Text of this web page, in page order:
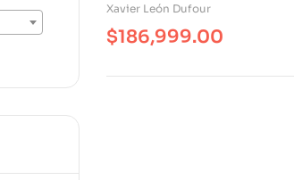
Xavier León Dufour
$186,999.00